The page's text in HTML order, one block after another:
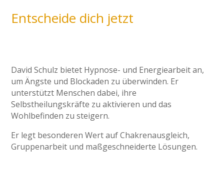
Entscheide dich jetzt
David Schulz bietet Hypnose- und Energiearbeit an,
um Ängste und Blockaden zu überwinden. Er
unterstützt Menschen dabei, ihre
Selbstheilungskräfte zu aktivieren und das
Wohlbefinden zu steigern.
Er legt besonderen Wert auf Chakrenausgleich,
Gruppenarbeit und maßgeschneiderte Lösungen.